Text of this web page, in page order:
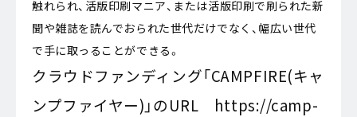
触れられ、活版印刷マニア、または活版印刷で刷られた新
聞や雑誌を読んでおられた世代だけでなく、幅広い世代
で手に取っることができる。
クラウドファンディング「CAMPFIRE(キャ
ンプファイヤー)」のURL https://camp-